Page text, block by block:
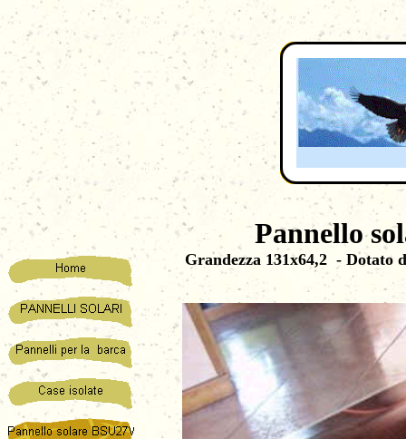
Pannello
Grandezza 131x64,2 - Dotato